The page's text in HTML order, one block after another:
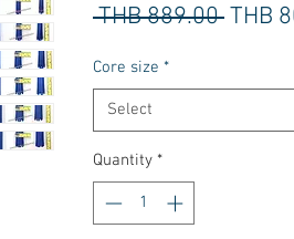
THB 889.00 THB
Core size *
Select
Quantity *